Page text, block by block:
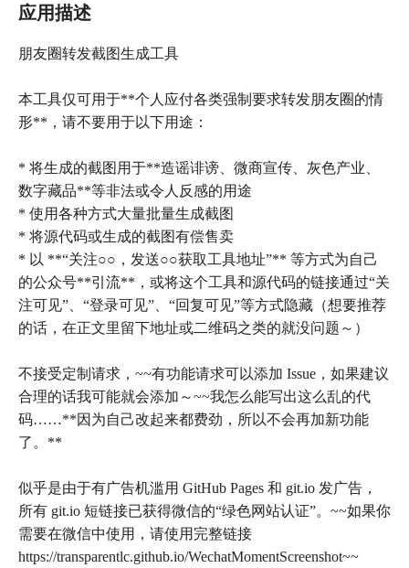
应用描述
朋友圈转发截图生成工具
本工具仅可用于**个人应付各类强制要求转发朋友圈的情
形**，请不要用于以下用途：
* 将生成的截图用于**造谣诽谤、微商宣传、灰色产业、
数字藏品**等非法或令人反感的用途
* 使用各种方式大量批量生成截图
* 将源代码或生成的截图有偿售卖
* 以 **“关注○○，发送○○获取工具地址”** 等方式为自己
的公众号**引流**，或将这个工具和源代码的链接通过“关
注可见”、“登录可见”、“回复可见”等方式隐藏（想要推荐
的话，在正文里留下地址或二维码之类的就没问题～）
不接受定制请求，~~有功能请求可以添加 Issue，如果建议
合理的话我可能就会添加～~~我怎么能写出这么乱的代
码……**因为自己改起来都费劲，所以不会再加新功能
了。**
似乎是由于有广告机滥用 GitHub Pages 和 git.io 发广告，
所有 git.io 短链接已获得微信的“绿色网站认证”。~~如果你
需要在微信中使用，请使用完整链接
https://transparentlc.github.io/WechatMomentScreenshot~~